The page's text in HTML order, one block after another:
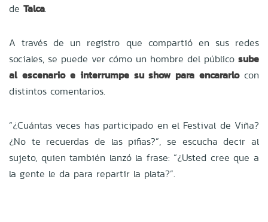
de Talca.
A través de un registro que compartió en sus redes
sociales, se puede ver cómo un hombre del público sube
al escenario e interrumpe su show para encararlo con
distintos comentarios.
“¿Cuántas veces has participado en el Festival de Viña?
¿No te recuerdas de las pifias?”, se escucha decir al
sujeto, quien también lanzó la frase: “¿Usted cree que a
la gente le da para repartir la plata?”.